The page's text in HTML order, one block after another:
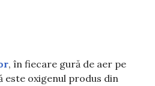
, în fiecare gură de aer pe
este oxigenul produs din